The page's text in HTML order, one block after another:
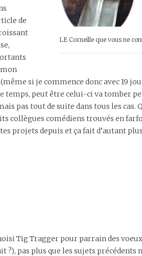
LE Corneille que vous ne
de
si je commence donc avec 19
temps, peut être celui-ci va tomber
pas tout de suite dans tous les cas.
collègues comédiens trouvés en
projets depuis et ça fait d’autant
Tig Tragger pour parrain des voeux
?), pas plus que les sujets précédents